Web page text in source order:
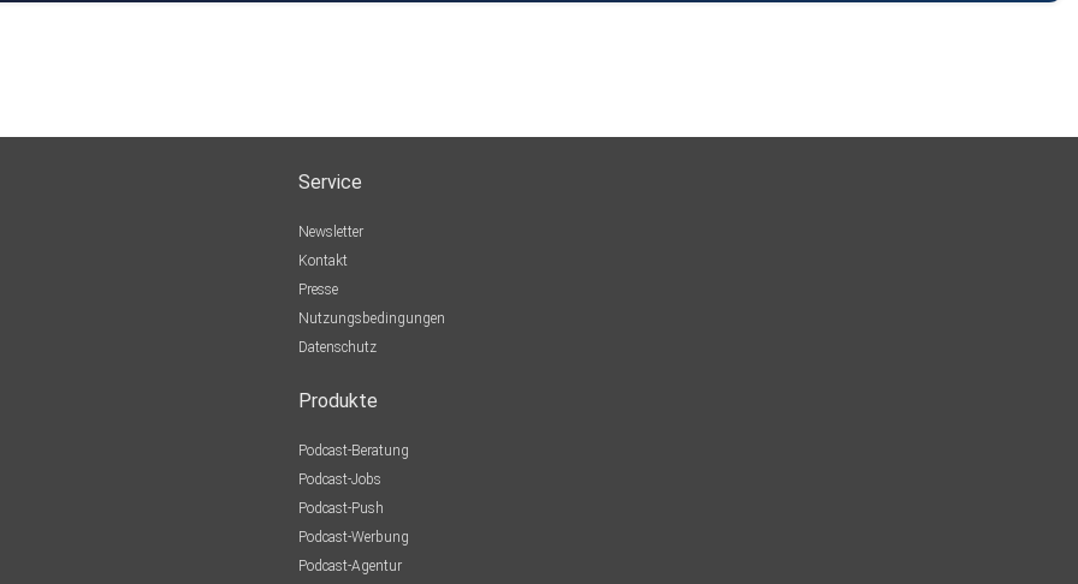
Service
Newsletter
Kontakt
Presse
Nutzungsbedingungen
Datenschutz
Produkte
Podcast-Beratung
Podcast-Jobs
Podcast-Push
Podcast-Werbung
Podcast-Agentur